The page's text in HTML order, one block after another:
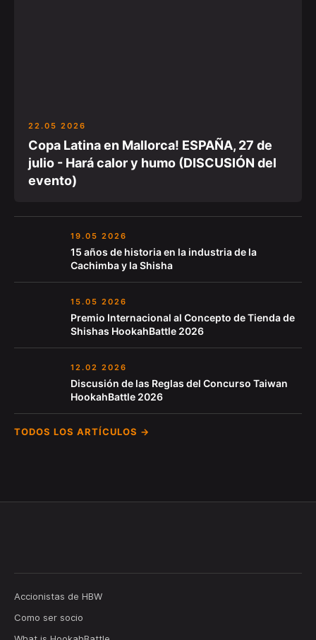
22.05 2026
Copa Latina en Mallorca! ESPAÑA, 27 de
julio - Hará calor y humo (DISCUSIÓN del
evento)
19.05 2026
15 años de historia en la industria de la
Cachimba y la Shisha
15.05 2026
Premio Internacional al Concepto de Tienda de
Shishas HookahBattle 2026
12.02 2026
Discusión de las Reglas del Concurso Taiwan
HookahBattle 2026
TODOS LOS ARTÍCULOS →
Accionistas de HBW
Como ser socio